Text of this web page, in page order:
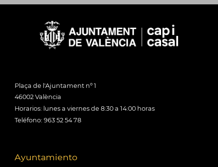
Plaça de l'Ajuntament nº 1
46002 València
Horarios: lunes a viernes de 8:30 a 14:00 horas
Teléfono: 963 52 54 78
Ayuntamiento